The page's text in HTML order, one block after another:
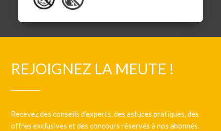
REJOIGNEZ LA MEUTE !
Recevez des conseils d’experts, des astuces pratiques, des
offres exclusives et des concours réservés à nos abonnés.